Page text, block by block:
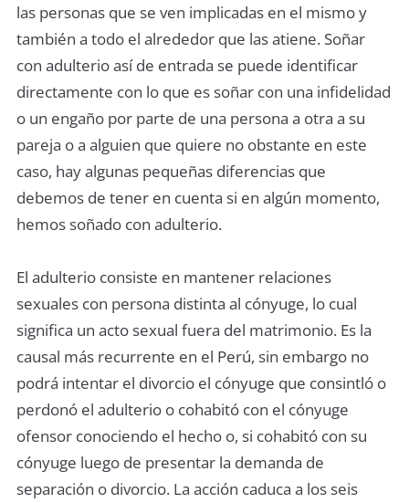
las personas que se ven implicadas en el mismo y
también a todo el alrededor que las atiene. Soñar
con adulterio así de entrada se puede identificar
directamente con lo que es soñar con una infidelidad
o un engaño por parte de una persona a otra a su
pareja o a alguien que quiere no obstante en este
caso, hay algunas pequeñas diferencias que
debemos de tener en cuenta si en algún momento,
hemos soñado con adulterio.
El adulterio consiste en mantener relaciones
sexuales con persona distinta al cónyuge, lo cual
significa un acto sexual fuera del matrimonio. Es la
causal más recurrente en el Perú, sin embargo no
podrá intentar el divorcio el cónyuge que consintló o
perdonó el adulterio o cohabitó con el cónyuge
ofensor conociendo el hecho o, si cohabitó con su
cónyuge luego de presentar la demanda de
separación o divorcio. La acción caduca a los seis